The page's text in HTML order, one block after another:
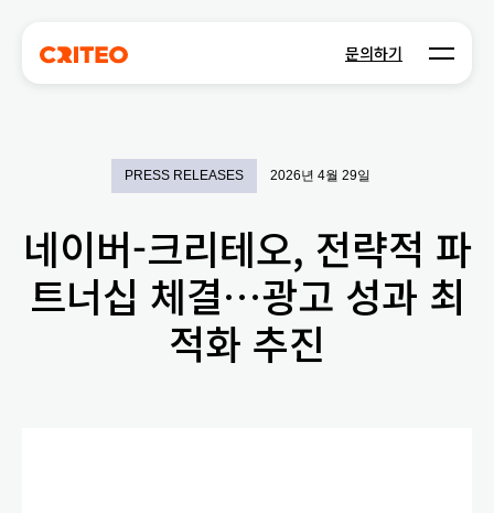
문의하기 Open
PRESS RELEASES 2026년 4월 29일
네이버-크리테오, 전략적 파
트너십 체결…광고 성과 최
적화 추진